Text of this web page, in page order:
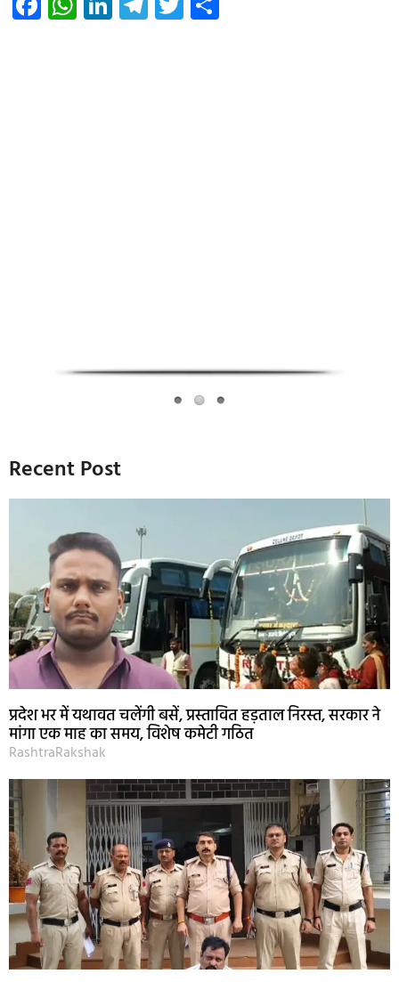
Recent Post
प्रदेश भर में यथावत चलेंगी बसें, प्रस्तावित हड़ताल निरस्त, सरकार ने
मांगा एक माह का समय, विशेष कमेटी गठित
RashtraRakshak